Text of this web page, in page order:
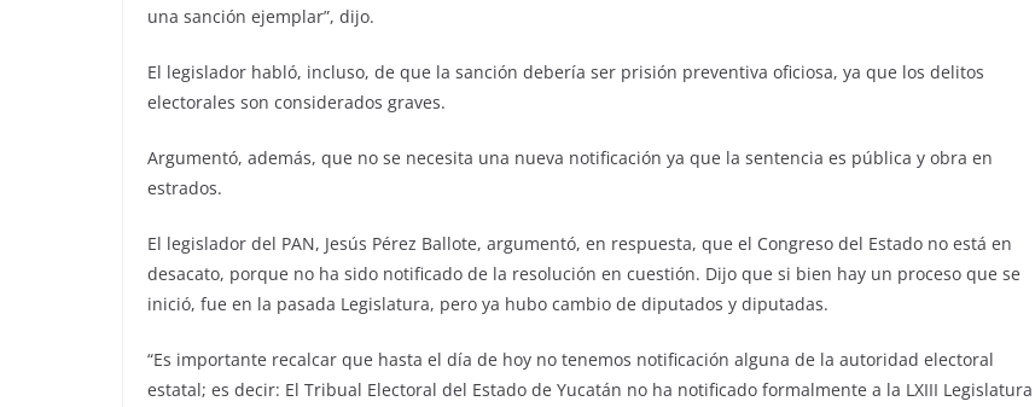
una sanción ejemplar”, dijo.
El legislador habló, incluso, de que la sanción debería ser prisión preventiva oficiosa, ya que los delitos
electorales son considerados graves.
Argumentó, además, que no se necesita una nueva notificación ya que la sentencia es pública y obra en
estrados.
El legislador del PAN, Jesús Pérez Ballote, argumentó, en respuesta, que el Congreso del Estado no está en
desacato, porque no ha sido notificado de la resolución en cuestión. Dijo que si bien hay un proceso que se
inició, fue en la pasada Legislatura, pero ya hubo cambio de diputados y diputadas.
“Es importante recalcar que hasta el día de hoy no tenemos notificación alguna de la autoridad electoral
estatal; es decir: El Tribual Electoral del Estado de Yucatán no ha notificado formalmente a la LXIII Legislatura